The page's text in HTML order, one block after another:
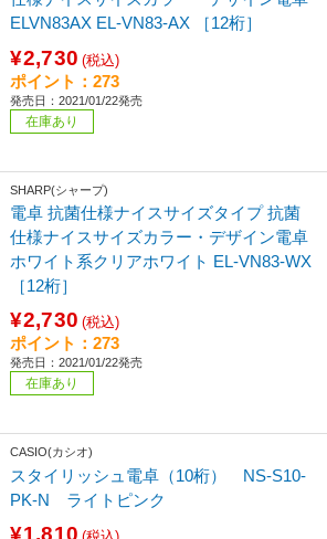
ELVN83AX EL-VN83-AX ［12桁］
¥2,730 (税込)
ポイント：273
発売日：2021/01/22発売
在庫あり
SHARP(シャープ)
電卓 抗菌仕様ナイスサイズタイプ 抗菌
仕様ナイスサイズカラー・デザイン電卓
ホワイト系クリアホワイト EL-VN83-WX
［12桁］
¥2,730 (税込)
ポイント：273
発売日：2021/01/22発売
在庫あり
CASIO(カシオ)
スタイリッシュ電卓（10桁） NS-S10-
PK-N ライトピンク
¥1,810